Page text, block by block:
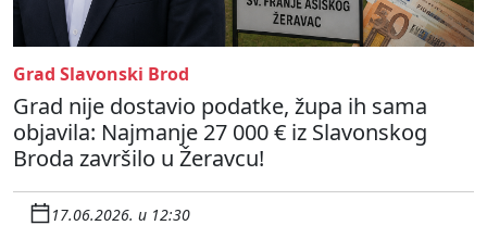
Grad Slavonski Brod
Grad nije dostavio podatke, župa ih sama
objavila: Najmanje 27 000 € iz Slavonskog
Broda završilo u Žeravcu!
17.06.2026. u 12:30